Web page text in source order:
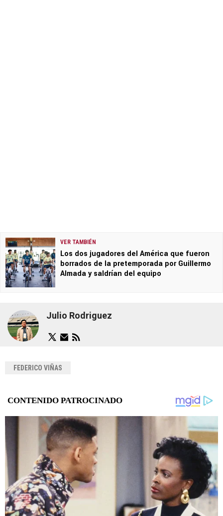
VER TAMBIÉN
Los dos jugadores del América que fueron
borrados de la pretemporada por Guillermo
Almada y saldrían del equipo
Julio Rodriguez
FEDERICO VIÑAS